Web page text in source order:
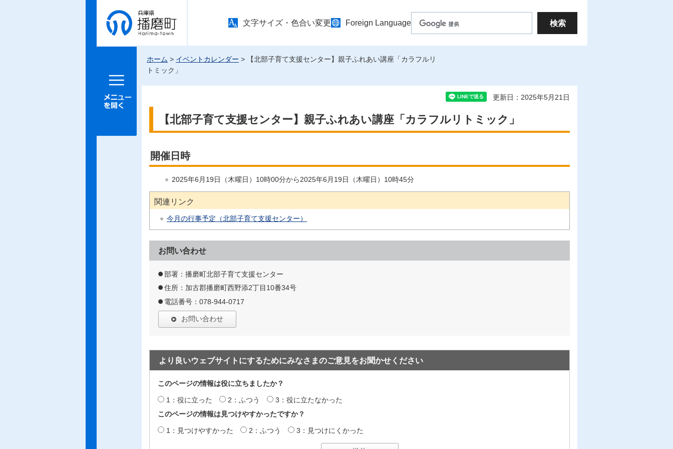
兵庫県 播
磨町
文字サイズ・色合い変更 Foreign Language
メニュー
ホーム > イベントカレンダー > 【北部子育て支援センター】親子ふれあい講座「カラフルリ
トミック」
更新日：2025年5月21日
【北部子育て支援センター】親子ふれあい講座「カラフルリトミック」
開催日時
2025年6月19日（木曜日）10時00分から2025年6月19日（木曜日）10時45分
関連リンク
今月の行事予定（北部子育て支援センター）
お問い合わせ
部署：播磨町北部子育て支援センター
住所：加古郡播磨町西野添2丁目10番34号
電話番号：078-944-0717
お問い合わせ
より良いウェブサイトにするためにみなさまのご意見をお聞かせください
このページの情報は役に立ちましたか？
1：役に立った 2：ふつう
3：役に立たなかった
このページの情報は見つけやすかったですか？
1：見つけやすかった 2：ふつう 3：見つけにくかった